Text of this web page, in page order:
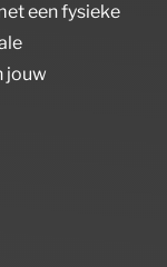
een fysieke
jouw